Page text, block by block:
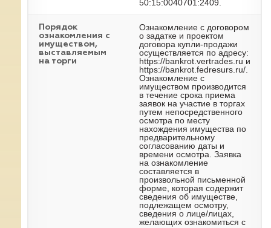
50:15:0040701:2409.
Порядок
ознакомления с
имуществом,
выставляемым
на торги
Ознакомление с договором
о задатке и проектом
договора купли-продажи
осуществляется по адресу:
https://bankrot.vertrades.ru и
https://bankrot.fedresurs.ru/.
Ознакомление с
имуществом производится
в течение срока приема
заявок на участие в торгах
путем непосредственного
осмотра по месту
нахождения имущества по
предварительному
согласованию даты и
времени осмотра. Заявка
на ознакомление
составляется в
произвольной письменной
форме, которая содержит
сведения об имуществе,
подлежащем осмотру,
сведения о лице/лицах,
желающих ознакомиться с